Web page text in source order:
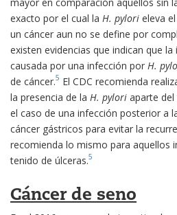
exacto por el cual la H. pylori eleva
un cáncer aun no se define por
existen evidencias que indican que
causada por una infección por H.
de cáncer.5 El CDC recomienda
la presencia de la H. pylori aparte
el caso de una infección posterior a
cáncer gástricos para evitar la
recomienda lo mismo para aquellos
tenido de úlceras.5
Cáncer de seno